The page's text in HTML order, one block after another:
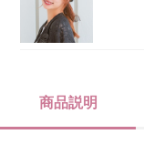
商品説明